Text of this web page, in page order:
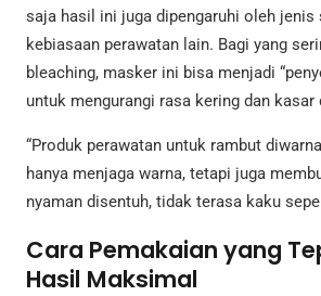
saja hasil ini juga dipengaruhi oleh jenis
kebiasaan perawatan lain. Bagi yang
bleaching, masker ini bisa menjadi
untuk mengurangi rasa kering dan kasar
“Produk perawatan untuk rambut
hanya menjaga warna, tetapi juga
nyaman disentuh, tidak terasa kaku
Cara Pemakaian yang
Hasil Maksimal